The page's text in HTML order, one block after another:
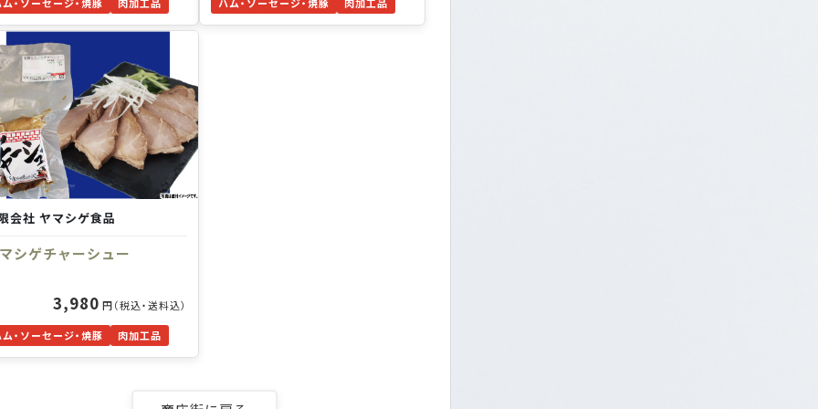
会社 ヤマシゲ食品
シゲチャーシュー
3,980 円（税込・送料込）
・ソーセージ・焼豚 肉加工品